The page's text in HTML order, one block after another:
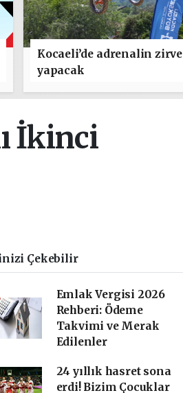
Kocaeli’de adrenalin zirve
yapacak
İkinci
Çekebilir
Emlak Vergisi 2026
Rehberi: Ödeme
Takvimi ve Merak
Edilenler
24 yıllık hasret sona
erdi! Bizim Çocuklar